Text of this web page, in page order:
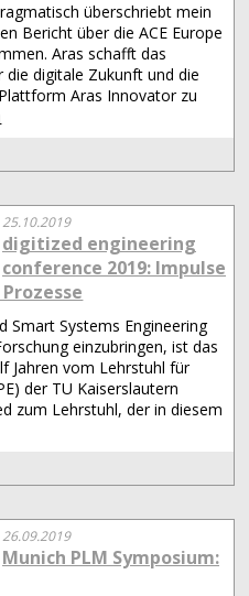
überschriebt mein
Bericht über die ACE Europe
Aras schafft das
die digitale Zukunft und die
Aras Innovator zu
25.10.2019
digitized engineering
conference 2019: Impulse
Smart Systems Engineering
einzubringen, ist das
Jahren vom Lehrstuhl für
der TU Kaiserslautern
zum Lehrstuhl, der in diesem
26.09.2019
Munich PLM Symposium: